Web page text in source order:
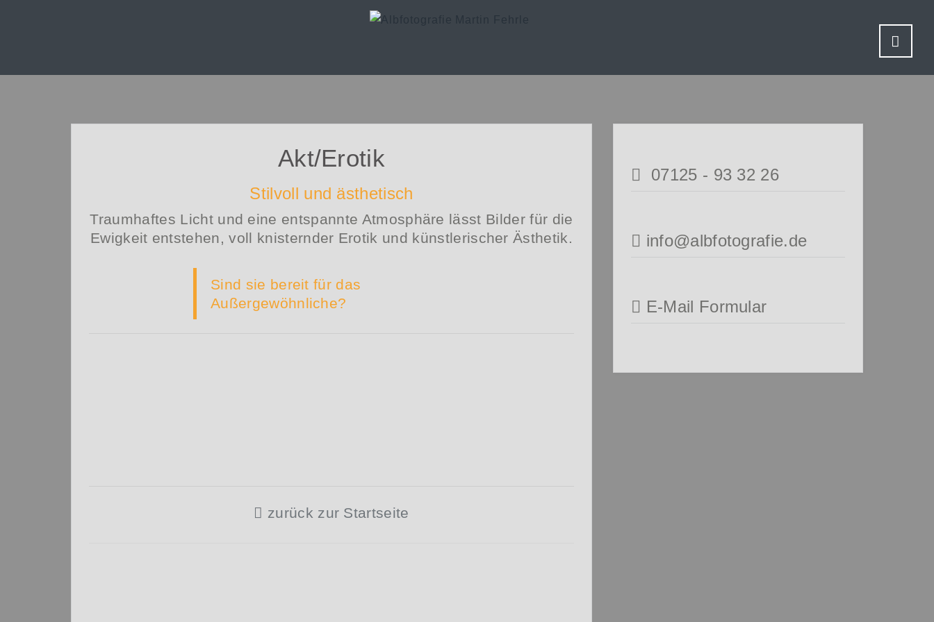
Akt/Erotik
Stilvoll und ästhetisch
Traumhaftes Licht und eine entspannte Atmosphäre lässt Bilder für die
Ewigkeit entstehen, voll knisternder Erotik und künstlerischer Ästhetik.
Sind sie bereit für das
Außergewöhnliche?
zurück zur Startseite
07125 - 93 32 26
info@albfotografie.de
E-Mail Formular